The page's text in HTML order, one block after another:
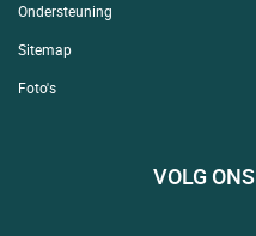
Ondersteuning
Sitemap
Foto's
VOLG ONS